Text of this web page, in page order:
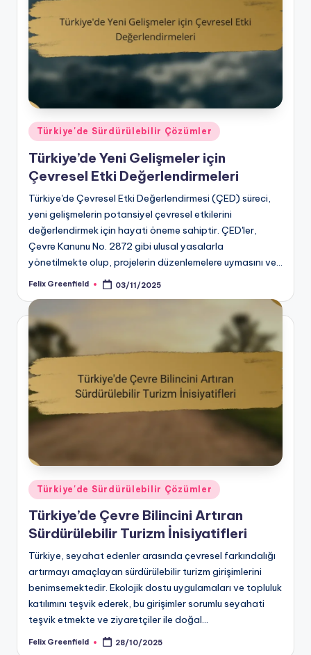
Posted
Türkiye'de Sürdürülebilir Çözümler
Türkiye’de Yeni Gelişmeler için
Çevresel Etki Değerlendirmeleri
Türkiye'de Çevresel Etki Değerlendirmesi (ÇED) süreci,
yeni gelişmelerin potansiyel çevresel etkilerini
değerlendirmek için hayati öneme sahiptir. ÇED'ler,
Çevre Kanunu No. 2872 gibi ulusal yasalarla
yönetilmekte olup, projelerin düzenlemelere uymasını ve…
Posted
Felix Greenfield 03/11/2025
Posted
in
Türkiye'de Sürdürülebilir Çözümler
Türkiye’de Çevre Bilincini Artıran
Sürdürülebilir Turizm İnisiyatifleri
Türkiye, seyahat edenler arasında çevresel farkındalığı
artırmayı amaçlayan sürdürülebilir turizm girişimlerini
benimsemektedir. Ekolojik dostu uygulamaları ve topluluk
katılımını teşvik ederek, bu girişimler sorumlu seyahati
teşvik etmekte ve ziyaretçiler ile doğal…
Posted
Felix Greenfield 28/10/2025